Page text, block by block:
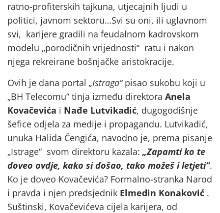
ratno-profiterskih tajkuna, utjecajnih ljudi u
politici, javnom sektoru…Svi su oni, ili uglavnom
svi, karijere gradili na feudalnom kadrovskom
modelu „porodičnih vrijednosti“ ratu i nakon
njega rekreirane bošnjačke aristokracije.
Ovih je dana portal „Istraga“pisao sukobu koji u
„BH Telecomu“ tinja između direktora Anela
Kovačevića i Nađe Lutvikadić, dugogodišnje
šefice odjela za medije i propagandu. Lutvikadić,
unuka Halida Čengića, navodno je, prema pisanje
„Istrage“ svom direktoru kazala: „Zapamti ko te
doveo ovdje, kako si došao, tako možeš i letjeti“.
Ko je doveo Kovačevića? Formalno-stranka Narod
i pravda i njen predsjednik Elmedin Konaković .
Suštinski, Kovačevićeva cijela karijera, od